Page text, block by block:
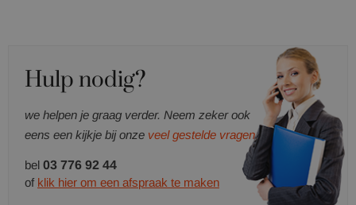
Hulp nodig?
we helpen je graag verder. Neem zeker ook
eens een kijkje bij onze veel gestelde vragen.
bel 03 776 92 44
of klik hier om een afspraak te maken